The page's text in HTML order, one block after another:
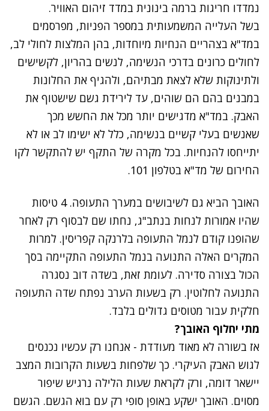
נמדדו חריגות ברמה בינונית במדד זיהום האוויר.
בשל העלייה המשמעותית במספר הפניות, מפרסמים
במד"א בצהריים הנחיות מיוחדות, בהן המלצות לחולי לב,
לחולים כרונים בדרכי הנשימה, לנשים בהריון, לקשישים
ולתינוקות שלא לצאת מבתיהם, ולהגיף את החלונות
במבנים בהם הם שוהים, עד לירידת גשם שישטוף את
האבק. במד"א מדגישים יותר מכל את החשש מכך
שאנשים בעלי קשיים בנשימה, כלל לא ישימו לב או לא
יתייחסו להנחיות. בכל מקרה של התקף יש להתקשר לקו
החירום של מד"א בטלפון 101.
האובך הביא גם לשיבושים במערך התעופה. 4 טיסות
שהיו אמורות לנחות בנתב"ג, נחתו שם לבסוף רק לאחר
שהופנו קודם לנמל התעופה בלרנקה קפריסין. למרות
המקרים האלה התנועה בנמל התעופה התקיימה בסך
הכול בצורה סדירה. לעומת זאת, בשדה דוב נסגרה
התנועה לחלוטין. רק בשעות הערב נפתח שדה התעופה
חלקית עבור מטוסים גדולים בלבד.
מתי יחלוף האובך?
אז בשורה לא מאוד מעודדת - אנחנו רק עכשיו נכנסים
לגוש האבק העיקרי. כך שלפחות בשעות הקרובות המצב
יישאר דומה, ורק לקראת שעות הלילה נרגיש שיפור
מסוים. האובך ישקע באופן סופי רק עם בוא הגשם. הגשם